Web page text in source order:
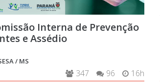
Interna de Prevenção
e Assédio
/ MS
16h
96
347